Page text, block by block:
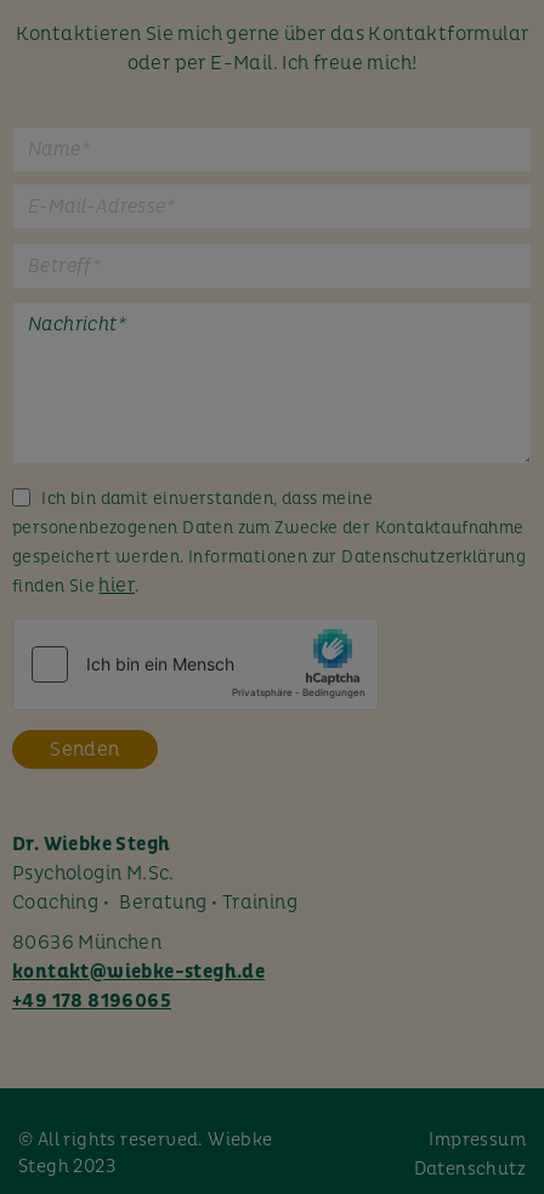
Kontaktieren Sie mich gerne über das Kontaktformular
oder per E-Mail. Ich freue mich!
e
d
i
e
e
l
e
e
r
.
Ich bin damit einverstanden, dass meine
personenbezogenen Daten zum Zwecke der Kontaktaufnahme
gespeichert werden. Informationen zur Datenschutzerklärung
finden Sie hier.
Dr. Wiebke Stegh
Psychologin M.Sc.
Coaching • Beratung • Training
80636 München
kontakt@wiebke-stegh.de
+49 178 8196065
Impressum
Datenschutz
© All rights reserved. Wiebke
Stegh 2023